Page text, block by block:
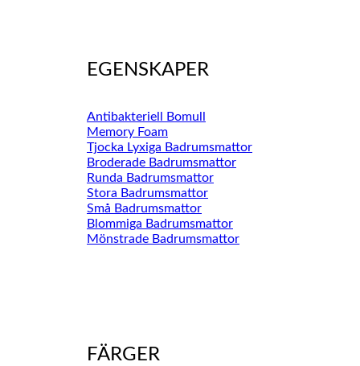
EGENSKAPER
Antibakteriell Bomull
Memory Foam
Tjocka Lyxiga Badrumsmattor
Broderade Badrumsmattor
Runda Badrumsmattor
Stora Badrumsmattor
Små Badrumsmattor
Blommiga Badrumsmattor
Mönstrade Badrumsmattor
FÄRGER